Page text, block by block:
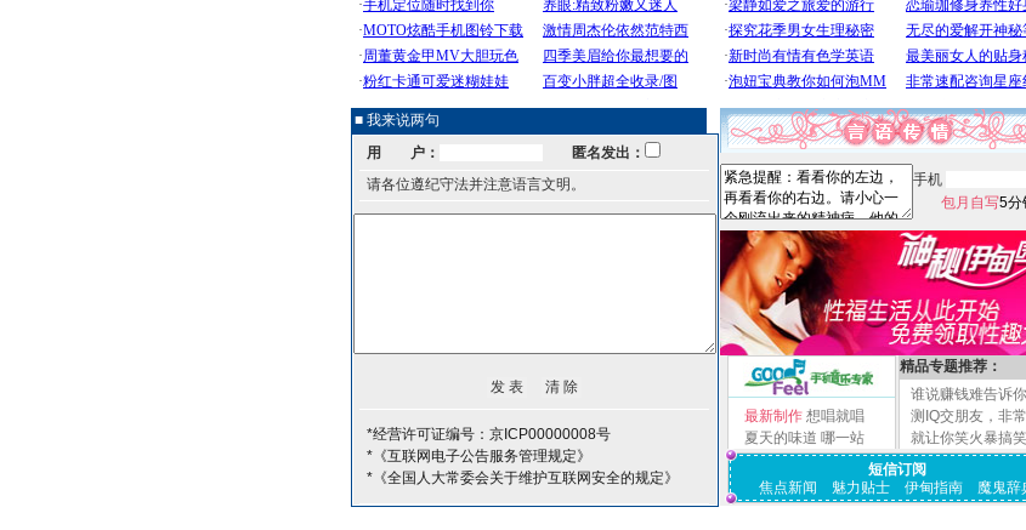
■ 我来说两句
用 户：
匿名发出：
请各位遵纪守法并注意语言文明。
*经营许可证编号：京ICP00000008号
*《互联网电子公告服务管理规定》
*《全国人大常委会关于维护互联网安全的规定》
手机
包月自写5分
最新制作 想唱就唱
夏天的味道 哪一站
精品专题推荐：
谁说赚钱难告诉
测IQ交朋友，非
就让你笑火暴搞
短信订阅
焦点新闻
魅力贴士 伊甸指南 魔鬼辞